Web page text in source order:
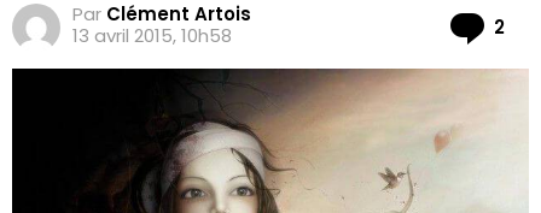
Par Clément Artois
13 avril 2015, 10h58
2